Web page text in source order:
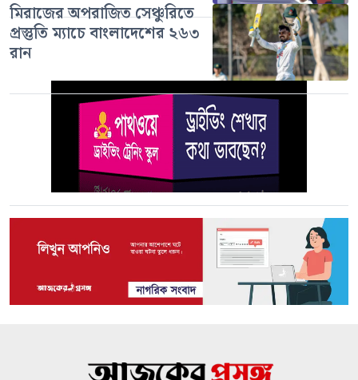
মিরাজের অপরাজিত সেঞ্চুরিতে
প্রস্তুতি ম্যাচে বাংলাদেশের ২৬৩
রান